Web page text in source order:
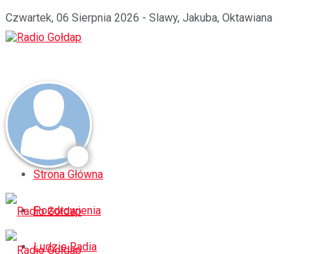
Czwartek, 06 Sierpnia 2026 - Slawy, Jakuba, Oktawiana
Strona Główna
Pozdrowienia
Ludzie Radia